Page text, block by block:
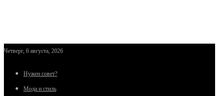
Четверг, 6 августа, 2026
Нужен совет?
Мода и стиль